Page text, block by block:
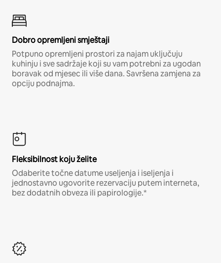
Dobro opremljeni smještaji
Potpuno opremljeni prostori za najam uključuju
kuhinju i sve sadržaje koji su vam potrebni za ugodan
boravak od mjesec ili više dana. Savršena zamjena za
opciju podnajma.
Fleksibilnost koju želite
Odaberite točne datume useljenja i iseljenja i
jednostavno ugovorite rezervaciju putem interneta,
bez dodatnih obveza ili papirologije.*